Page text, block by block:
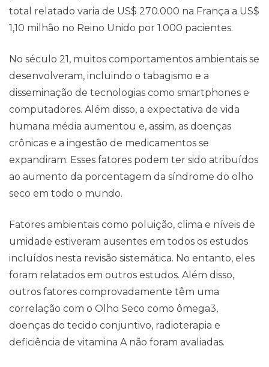
total relatado varia de US$ 270.000 na França a US$
1,10 milhão no Reino Unido por 1.000 pacientes.
No século 21, muitos comportamentos ambientais se
desenvolveram, incluindo o tabagismo e a
disseminação de tecnologias como smartphones e
computadores. Além disso, a expectativa de vida
humana média aumentou e, assim, as doenças
crônicas e a ingestão de medicamentos se
expandiram. Esses fatores podem ter sido atribuídos
ao aumento da porcentagem da síndrome do olho
seco em todo o mundo.
Fatores ambientais como poluição, clima e níveis de
umidade estiveram ausentes em todos os estudos
incluídos nesta revisão sistemática. No entanto, eles
foram relatados em outros estudos. Além disso,
outros fatores comprovadamente têm uma
correlação com o Olho Seco como ômega3,
doenças do tecido conjuntivo, radioterapia e
deficiência de vitamina A não foram avaliadas.